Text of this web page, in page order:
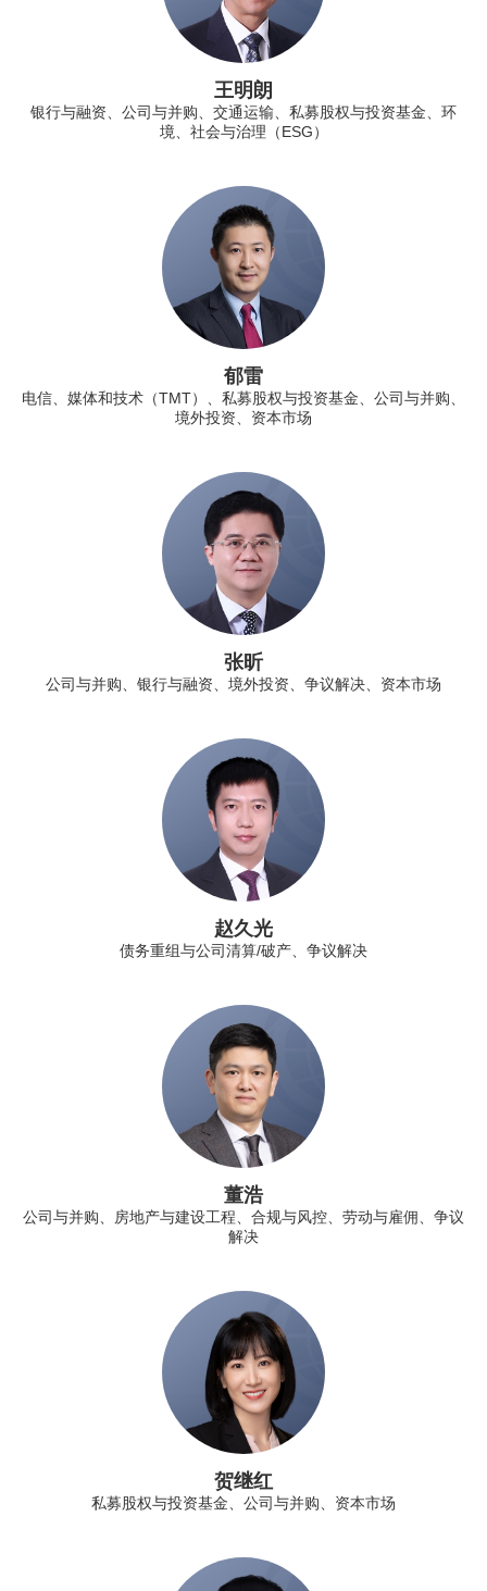
王明朗
银行与融资、公司与并购、交通运输、私募股权与投资基金、环
境、社会与治理（ESG）
郁雷
电信、媒体和技术（TMT）、私募股权与投资基金、公司与并购、
境外投资、资本市场
张昕
公司与并购、银行与融资、境外投资、争议解决、资本市场
赵久光
债务重组与公司清算/破产、争议解决
董浩
公司与并购、房地产与建设工程、合规与风控、劳动与雇佣、争议
解决
贺继红
私募股权与投资基金、公司与并购、资本市场